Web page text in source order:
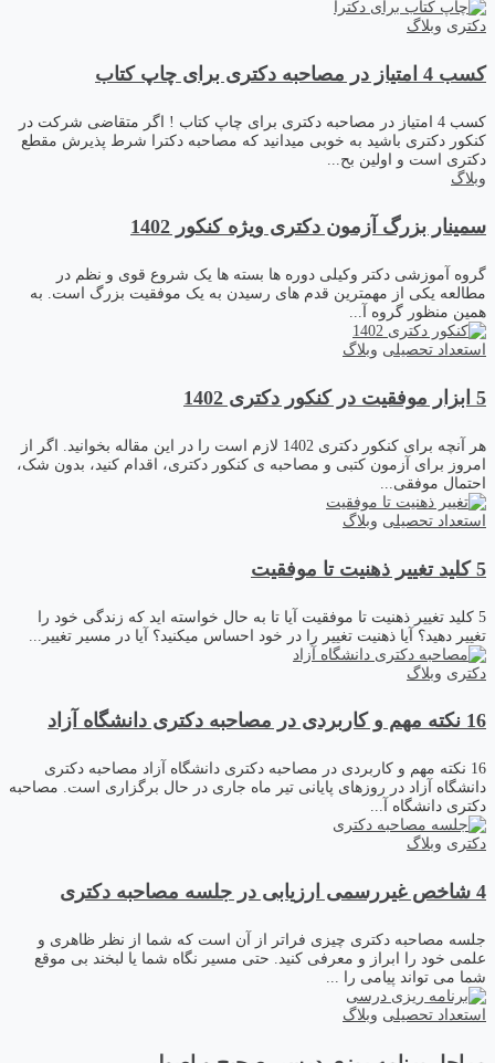
دکتری وبلاگ
کسب 4 امتیاز در مصاحبه دکتری برای چاپ کتاب
کسب 4 امتیاز در مصاحبه دکتری برای چاپ کتاب ! اگر متقاضی شرکت در
کنکور دکتری باشید به خوبی میدانید که مصاحبه دکترا شرط پذیرش مقطع
دکتری است و اولین بح...
وبلاگ
سمینار بزرگ آزمون دکتری ویژه کنکور 1402
گروه آموزشی دکتر وکیلی دوره ها بسته ها یک شروع قوی و نظم در
مطالعه یکی از مهمترین قدم های رسیدن به یک موفقیت بزرگ است. به
همین منظور گروه آ...
استعداد تحصیلی وبلاگ
5 ابزار موفقیت در کنکور دکتری 1402
هر آنچه برای کنکور دکتری 1402 لازم است را در این مقاله بخوانید. اگر از
امروز برای آزمون کتبی و مصاحبه ی کنکور دکتری، اقدام کنید، بدون شک،
احتمال موفقی...
استعداد تحصیلی وبلاگ
5 کلید تغییر ذهنیت تا موفقیت
5 کلید تغییر ذهنیت تا موفقیت آیا تا به حال خواسته اید که زندگی خود را
تغییر دهید؟ آیا ذهنیت تغییر را در خود احساس میکنید؟ آیا در مسیر تغییر...
دکتری وبلاگ
16 نکته مهم و کاربردی در مصاحبه دکتری دانشگاه آزاد
16 نکته مهم و کاربردی در مصاحبه دکتری دانشگاه آزاد مصاحبه دکتری
دانشگاه آزاد در روزهای پایانی تیر ماه جاری در حال برگزاری است. مصاحبه
دکتری دانشگاه آ...
دکتری وبلاگ
4 شاخص غیررسمی ارزیابی در جلسه مصاحبه دکتری
جلسه مصاحبه دکتری چیزی فراتر از آن است که شما از نظر ظاهری و
علمی خود را ابراز و معرفی کنید. حتی مسیر نگاه شما یا لبخند بی موقع
شما می تواند پیامی را ...
استعداد تحصیلی وبلاگ